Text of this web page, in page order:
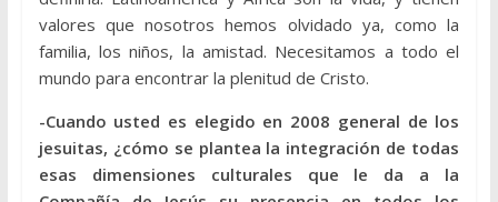
valores que nosotros hemos olvidado ya, como la
familia, los niños, la amistad. Necesitamos a todo el
mundo para encontrar la plenitud de Cristo.
-Cuando usted es elegido en 2008 general de los
jesuitas, ¿cómo se plantea la integración de todas
esas dimensiones culturales que le da a la